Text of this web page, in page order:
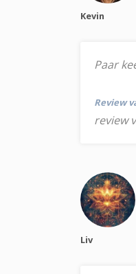
Kevin
Paar
Review
review
Liv